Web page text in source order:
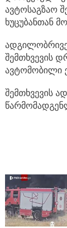
ავტოსაგზაო
ხუცუბანთან
შემთხვევის
ავტომობილი
შემთხვევის